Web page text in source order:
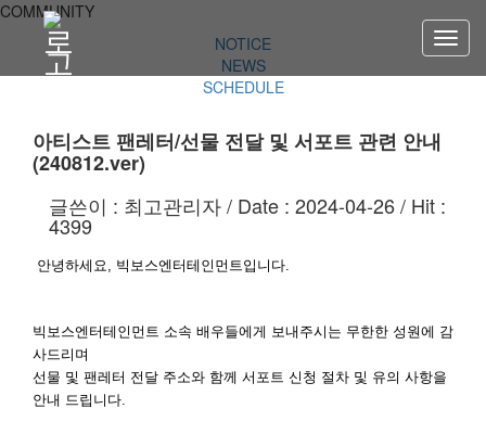
COMMUNITY
NOTICE
NEWS
SCHEDULE
아티스트 팬레터/선물 전달 및 서포트 관련 안내
(240812.ver)
글쓴이 : 최고관리자/ Date : 2024-04-26/ Hit :
4399
안녕하세요, 빅보스엔터테인먼트입니다.
빅보스엔터테인먼트 소속 배우들에게 보내주시는 무한한 성원에 감
사드리며
선물 및 팬레터 전달 주소와 함께 서포트 신청 절차 및 유의 사항을
안내 드립니다.